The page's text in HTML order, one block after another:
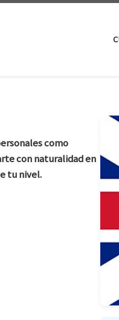
como
con naturalidad en
tu nivel.